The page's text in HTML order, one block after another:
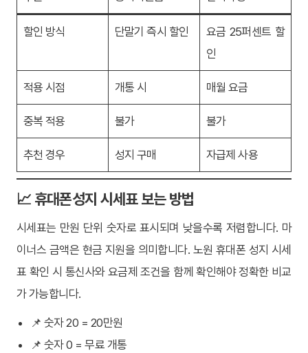
할인 방식 단말기 즉시 할인
요금 25퍼센트 할
인
적용 시점 개통 시 매월 요금
중복 적용 불가 불가
추천 경우 성지 구매 자급제 사용
📈 휴대폰성지 시세표 보는 방법
시세표는 만원 단위 숫자로 표시되며 낮을수록 저렴합니다. 마
이너스 금액은 현금 지원을 의미합니다. 노원 휴대폰 성지 시세
표 확인 시 통신사와 요금제 조건을 함께 확인해야 정확한 비교
가 가능합니다.
📌 숫자 20 = 20만원
📌 숫자 0 = 무료 개통